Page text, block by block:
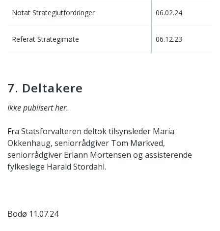
Notat Strategiutfordringer 06.02.24
Referat Strategimøte 06.12.23
7. Deltakere
Ikke publisert her.
Fra Statsforvalteren deltok tilsynsleder Maria
Okkenhaug, seniorrådgiver Tom Mørkved,
seniorrådgiver Erlann Mortensen og assisterende
fylkeslege Harald Stordahl.
Bodø 11.07.24